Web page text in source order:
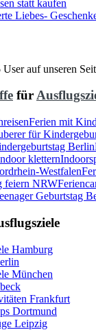
statt kaufen
Liebes-
auf unseren
für
Ferien mit
für
Berlin
klettern
Westfalen
feiern NRW
Geburtstag
Hamburg
München
Frankfurt
Dortmund
Leipzig